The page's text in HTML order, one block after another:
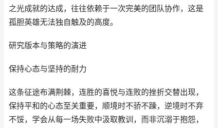
之光成就的达成，往往依赖于一次完美的团队协作，这是
孤胆英雄无法独自触及的高度。
研究版本与策略的演进
保持心态与坚持的耐力
这条征途布满荆棘，连胜的喜悦与连败的挫折交替出现，
保持平和的心态至关重要，顺境时不骄不躁，逆境时不弃
不馁，学会从每一场失败中汲取教训，而非沉溺于抱怨，